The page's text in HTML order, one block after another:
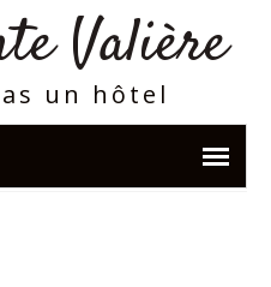
Valière
un hôtel